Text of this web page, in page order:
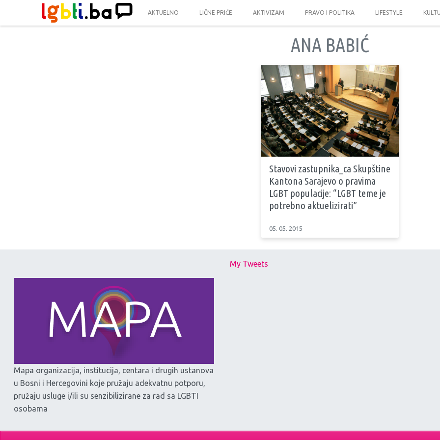
AKTUELNO LIČNE PRIČE AKTIVIZAM PRAVO I POLITIKA LIFESTYLE
ANA BABIĆ
Stavovi zastupnika_ca Skupštine
Kantona Sarajevo o pravima
LGBT populacije: “LGBT teme je
potrebno aktuelizirati”
05. 05. 2015
Mapa organizacija, institucija, centara i drugih ustanova
u Bosni i Hercegovini koje pružaju adekvatnu potporu,
pružaju usluge i/ili su senzibilizirane za rad sa LGBTI
osobama
My Tweets